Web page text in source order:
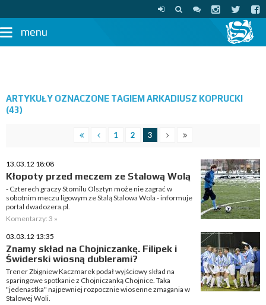
menu
ARTYKUŁY OZNACZONE TAGIEM ARKADIUSZ KOPRUCKI
(43)
1 2 3
13.03.12 18:08
Kłopoty przed meczem ze Stalową Wolą
- Czterech graczy Stomilu Olsztyn może nie zagrać w
sobotnim meczu ligowym ze Stalą Stalowa Wola - informuje
portal dwadozera.pl.
Komentarzy: 3 »
03.03.12 13:35
Znamy skład na Chojniczankę. Filipek i
Świderski wiosną dublerami?
Trener Zbigniew Kaczmarek podał wyjściowy skład na
sparingowe spotkanie z Chojniczanką Chojnice. Taka
"jedenastka" najpewniej rozpocznie wiosenne zmagania w
Stalowej Woli.